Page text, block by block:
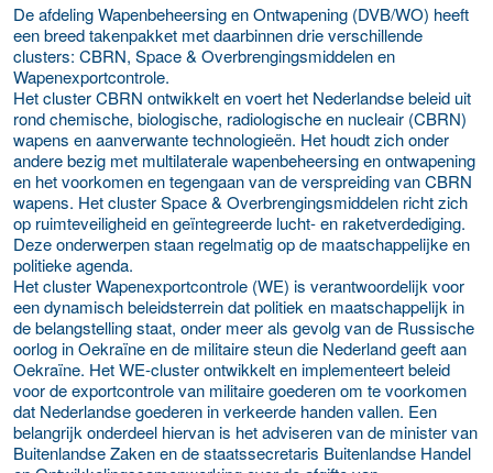
De afdeling Wapenbeheersing en Ontwapening (DVB/WO) heeft
een breed takenpakket met daarbinnen drie verschillende
clusters: CBRN, Space & Overbrengingsmiddelen en
Wapenexportcontrole.
Het cluster CBRN ontwikkelt en voert het Nederlandse beleid uit
rond chemische, biologische, radiologische en nucleair (CBRN)
wapens en aanverwante technologieën. Het houdt zich onder
andere bezig met multilaterale wapenbeheersing en ontwapening
en het voorkomen en tegengaan van de verspreiding van CBRN
wapens. Het cluster Space & Overbrengingsmiddelen richt zich
op ruimteveiligheid en geïntegreerde lucht- en raketverdediging.
Deze onderwerpen staan regelmatig op de maatschappelijke en
politieke agenda.
Het cluster Wapenexportcontrole (WE) is verantwoordelijk voor
een dynamisch beleidsterrein dat politiek en maatschappelijk in
de belangstelling staat, onder meer als gevolg van de Russische
oorlog in Oekraïne en de militaire steun die Nederland geeft aan
Oekraïne. Het WE-cluster ontwikkelt en implementeert beleid
voor de exportcontrole van militaire goederen om te voorkomen
dat Nederlandse goederen in verkeerde handen vallen. Een
belangrijk onderdeel hiervan is het adviseren van de minister van
Buitenlandse Zaken en de staatssecretaris Buitenlandse Handel